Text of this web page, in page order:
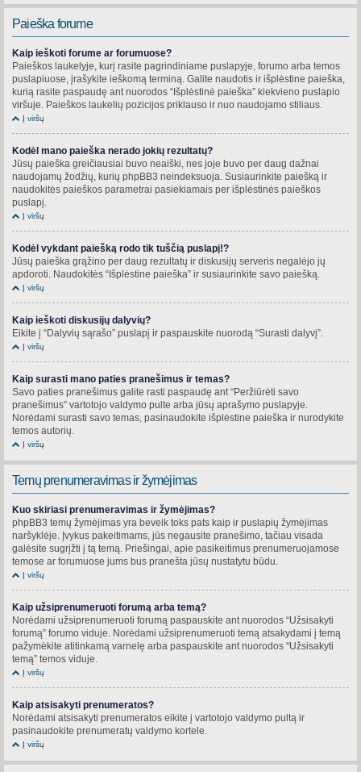
Paieška forume
Kaip ieškoti forume ar forumuose?
Paieškos laukelyje, kurį rasite pagrindiniame puslapyje, forumo arba temos
puslapiuose, įrašykite ieškomą terminą. Galite naudotis ir išplėstine paieška,
kurią rasite paspaudę ant nuorodos “Išplėstinė paieška” kiekvieno puslapio
viršuje. Paieškos laukelių pozicijos priklauso ir nuo naudojamo stiliaus.
Į viršų
Kodėl mano paieška nerado jokių rezultatų?
Jūsų paieška greičiausiai buvo neaiški, nes joje buvo per daug dažnai
naudojamų žodžių, kurių phpBB3 neindeksuoja. Susiaurinkite paiešką ir
naudokitės paieškos parametrai pasiekiamais per išplėstinės paieškos
puslapį.
Į viršų
Kodėl vykdant paiešką rodo tik tuščią puslapį!?
Jūsų paieška grąžino per daug rezultatų ir diskusijų serveris negalėjo jų
apdoroti. Naudokitės “Išplėstine paieška” ir susiaurinkite savo paiešką.
Į viršų
Kaip ieškoti diskusijų dalyvių?
Eikite į “Dalyvių sąrašo” puslapį ir paspauskite nuorodą “Surasti dalyvį”.
Į viršų
Kaip surasti mano paties pranešimus ir temas?
Savo paties pranešimus galite rasti paspaudę ant “Peržiūrėti savo
pranešimus” vartotojo valdymo pulte arba jūsų aprašymo puslapyje.
Norėdami surasti savo temas, pasinaudokite išplėstine paieška ir nurodykite
temos autorių.
Į viršų
Temų prenumeravimas ir žymėjimas
Kuo skiriasi prenumeravimas ir žymėjimas?
phpBB3 temų žymėjimas yra beveik toks pats kaip ir puslapių žymėjimas
naršyklėje. Įvykus pakeitimams, jūs negausite pranešimo, tačiau visada
galėsite sugrįžti į tą temą. Priešingai, apie pasikeitimus prenumeruojamose
temose ar forumuose jums bus pranešta jūsų nustatytu būdu.
Į viršų
Kaip užsiprenumeruoti forumą arba temą?
Norėdami užsiprenumeruoti forumą paspauskite ant nuorodos “Užsisakyti
forumą” forumo viduje. Norėdami užsiprenumeruoti temą atsakydami į temą
pažymėkite atitinkamą varnelę arba paspauskite ant nuorodos “Užsisakyti
temą” temos viduje.
Į viršų
Kaip atsisakyti prenumeratos?
Norėdami atsisakyti prenumeratos eikite į vartotojo valdymo pultą ir
pasinaudokite prenumeratų valdymo kortele.
Į viršų